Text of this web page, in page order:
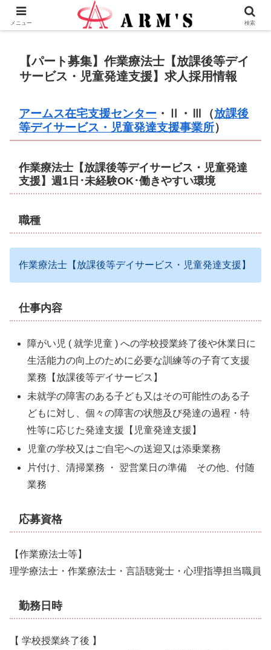
株式会社ＡＲＭ’Ｓ - 横浜市瀬谷区の地域愛企業
【パート募集】作業療法士【放課後等デイ
サービス・児童発達支援】求人採用情報
アームス在宅支援センター ・Ⅱ・Ⅲ（放課後
等デイサービス・児童発達支援事業所）
作業療法士【放課後等デイサービス・児童発達
支援】週1日･未経験OK･働きやすい環境
職種
作業療法士【放課後等デイサービス・児童発達支援】
仕事内容
障がい児 ( 就学児童 ) への学校授業終了後や休業日に
生活能力の向上のために必要な訓練等の子育て支援
業務【放課後等デイサービス】
未就学の障害のある子ども又はその可能性のある子
どもに対し、個々の障害の状態及び発達の過程・特
性等に応じた発達支援【児童発達支援】
児童の学校又はご自宅への送迎又は添乗業務
片付け、清掃業務 ・ 翌営業日の準備 その他、付随
業務
応募資格
【作業療法士等】
理学療法士・作業療法士・言語聴覚士・心理指導担当職員
勤務日時
【 学校授業終了後 】
メニュー 検索